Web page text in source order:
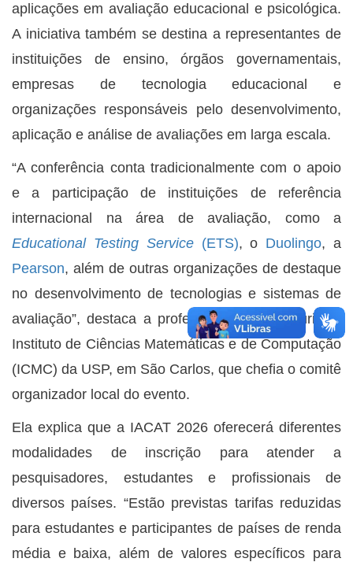
aplicações em avaliação educacional e psicológica.
A iniciativa também se destina a representantes de
instituições de ensino, órgãos governamentais,
empresas de tecnologia educacional e
organizações responsáveis pelo desenvolvimento,
aplicação e análise de avaliações em larga escala.
“A conferência conta tradicionalmente com o apoio
e a participação de instituições de referência
internacional na área de avaliação, como a
Educational Testing Service(ETS), o Duolingo, a
Pearson, além de outras organizações de destaque
no desenvolvimento de tecnologias e sistemas de
avaliação”, destaca a professora Mariana Cúri, do
Instituto de Ciências Matemáticas e de Computação
(ICMC) da USP, em São Carlos, que chefia o comitê
organizador local do evento.
Ela explica que a IACAT 2026 oferecerá diferentes
modalidades de inscrição para atender a
pesquisadores, estudantes e profissionais de
diversos países. “Estão previstas tarifas reduzidas
para estudantes e participantes de países de renda
média e baixa, além de valores específicos para